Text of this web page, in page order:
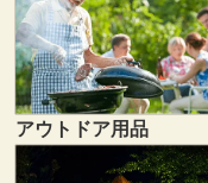
アウトドア用品